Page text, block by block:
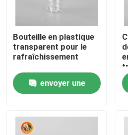
Aperçu
Produits
Bouteille en plastique
transparent pour le
rafraîchissement
envoyer une